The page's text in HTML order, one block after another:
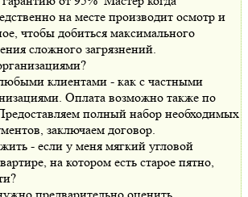
на месте производит осмотр и
чтобы добиться максимального
сложного загрязнений.
клиентами - как с частными
Оплата возможно также по
полный набор необходимых
заключаем договор.
- если у меня мягкий угловой
на котором есть старое пятно,